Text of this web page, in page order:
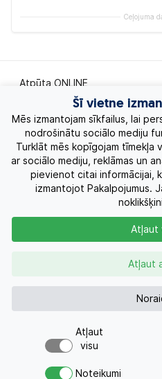
Ceļojuma
Atpūta ONLINE
Ekskursiju ceļojumi
Eksotiskie ceļojumi
Labākie piedāvājumi
Kruīzi
Kontakti
+371 26955551
Vai meklējat
Šī vietne
Mēs izmantojam sīkfailus, lai
nodrošinātu sociālo mediju
Turklāt mēs kopīgojam tīmekļa
ar sociālo mediju, reklāmas un
pievienot citai informācijai,
izmantojot Pakalpojumus.
Atļaut
Atļaut
Atļaut
visu
Noteikumi